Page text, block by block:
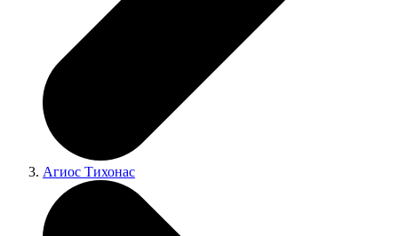
Агиос Тихонас